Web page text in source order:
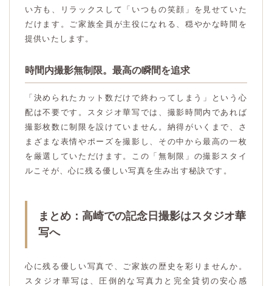
い方も、リラックスして「いつもの笑顔」を見せていた
だけます。ご家族全員が主役になれる、穏やかな時間を
提供いたします。
時間内撮影無制限。最高の瞬間を追求
「決められたカット数だけで終わってしまう」という心
配は不要です。スタジオ華写では、撮影時間内であれば
撮影枚数に制限を設けていません。納得がいくまで、さ
まざまな表情やポーズを撮影し、その中から最高の一枚
を厳選していただけます。この「無制限」の撮影スタイ
ルこそが、心に残る優しい写真を生み出す秘訣です。
まとめ：高崎での記念日撮影はスタジオ華
写へ
心に残る優しい写真で、ご家族の歴史を彩りませんか。
スタジオ華写は、圧倒的な写真力と完全貸切の安心感